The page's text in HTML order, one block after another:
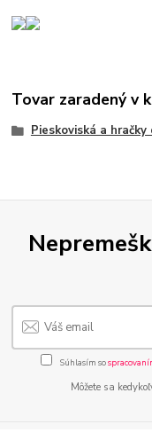
Tovar zaradený v
Pieskoviská a hračky
Súhlasím so
Môžete sa